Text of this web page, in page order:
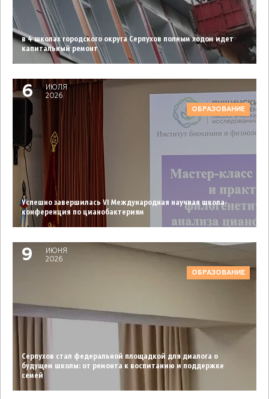
в 4 школах городского округа Серпухов полным ходом идет
капитальный ремонт
6
ИЮЛЯ
2026
ОБРАЗОВАНИЕ
Успешно завершилась VI Международная научная школа-
конференция по цианобактериям
9
ИЮНЯ
2026
ОБРАЗОВАНИЕ
Серпухов стал федеральной площадкой для диалога о
будущем школы: от ремонта к воспитанию и поддержке
семей